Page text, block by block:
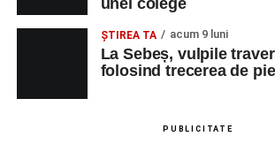
Miercuri, 27 august
De la ora 10:00: activități
cadrul programului„Copiii în
Ora 18:30 – Aula Primăriei
ŞTIREA TA acum 9 luni
La Sebeș, vulpile
folosind trecerea de
PUBLICITATE